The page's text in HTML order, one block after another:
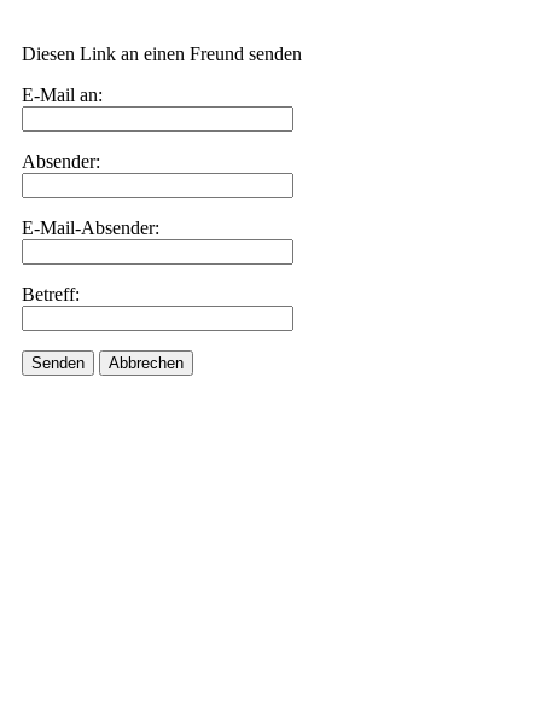
Diesen Link an einen Freund senden
E-Mail an:
Absender:
E-Mail-Absender:
Betreff:
Senden Abbrechen